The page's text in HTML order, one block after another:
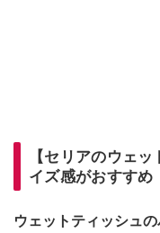
【セリアのウェ
イズ感がおすすめ
ウェットティッシュ